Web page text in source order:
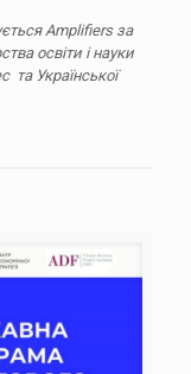
Amplifiers за
освіти і науки
та Української